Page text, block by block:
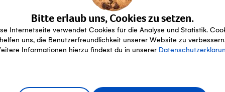
Bitte erlaub uns, Cookies zu setzen.
Internetseite verwendet Cookies für die Analyse und Statistik.
helfen uns, die Benutzerfreundlichkeit unserer Website zu
Informationen hierzu findest du in unserer
Zertifikate
IP-Suisse